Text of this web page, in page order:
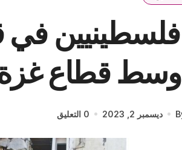
فلسطينيين
قطاع
ديسمبر 2, 2023 0 التعليق